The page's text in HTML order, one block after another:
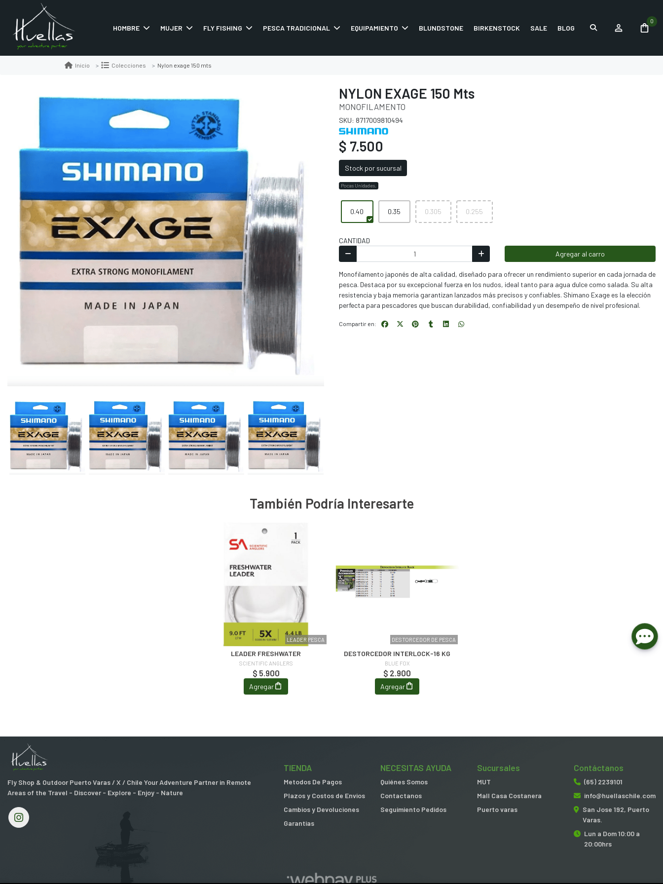
HOMBRE MUJER FLY FISHING PESCA TRADICIONAL EQUIPAMIENTO BLUNDSTONE BIRKENSTOCK SALE BLOG
0
Inicio Colecciones Nylon exage 150 mts
NYLON EXAGE 150 Mts
MONOFILAMENTO
SKU: 8717009810494
$ 7.500
Stock por sucursal
Pocas Unidades.
0.40 0.35 0.305 0.255
CANTIDAD
Agregar al carro
Monofilamento japonés de alta calidad, diseñado para ofrecer un rendimiento superior en cada jornada de
pesca. Destaca por su excepcional fuerza en los nudos, ideal tanto para agua dulce como salada. Su alta
resistencia y baja memoria garantizan lanzados más precisos y confiables. Shimano Exage es la elección
perfecta para pescadores que buscan durabilidad, confiabilidad y un desempeño de nivel profesional.
Compartir en:
También Podría Interesarte
LEADER PESCA
LEADER FRESHWATER
SCIENTIFIC ANGLERS
$ 5.900
Agregar
DESTORCEDOR DE PESCA
DESTORCEDOR INTERLOCK-16 KG
BLUE FOX
$ 2.900
Agregar
Fly Shop & Outdoor Puerto Varas / X / Chile Your Adventure Partner in Remote
Areas of the Travel - Discover - Explore - Enjoy - Nature
TIENDA
Metodos De Pagos
Plazos y Costos de Envios
Cambios y Devoluciones
Garantias
NECESITAS AYUDA
Quiénes Somos
Contactanos
Seguimiento Pedidos
Sucursales
MUT
Mall Casa Costanera
Puerto varas
Contáctanos
(65) 2239101
info@huellaschile.com
San Jose 192, Puerto
Varas.
Lun a Dom 10:00 a
20:00hrs